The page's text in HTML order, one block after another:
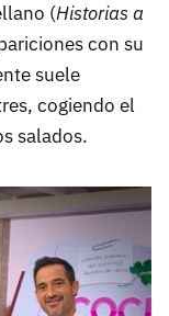
(Historias a
con su
suele
cogiendo el
salados.